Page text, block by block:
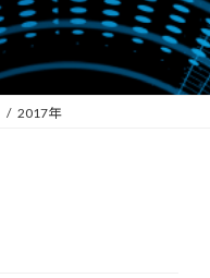
2017年